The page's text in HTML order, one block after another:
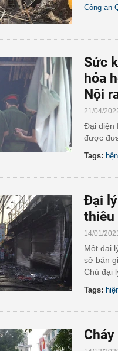
Công an
Sức
hỏa
Nội
21/04/
Đại diện
được
Tags:
Đại
thiêu
14/01/
Một đại
sở bán
Chủ đại
Tags: